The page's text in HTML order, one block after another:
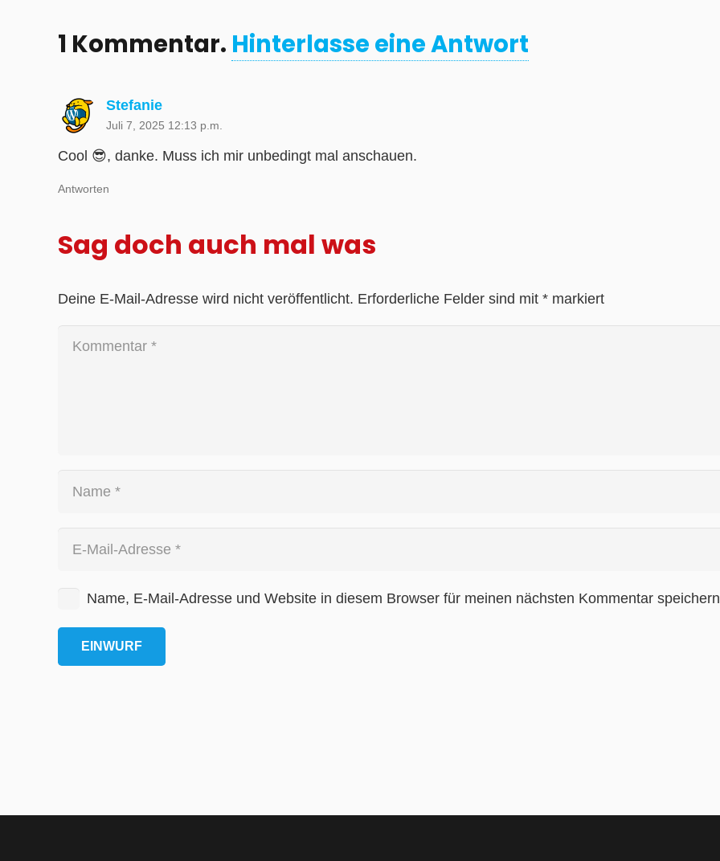
1 Kommentar. Hinterlasse eine Antwort
Stefanie
Juli 7, 2025 12:13 p.m.
Cool 😎, danke. Muss ich mir unbedingt mal anschauen.
Antworten
Sag doch auch mal was
Deine E-Mail-Adresse wird nicht veröffentlicht. Erforderliche Felder sind mit * markiert
Name, E-Mail-Adresse und Website in diesem Browser für meinen nächsten Kommentar
EINWURF